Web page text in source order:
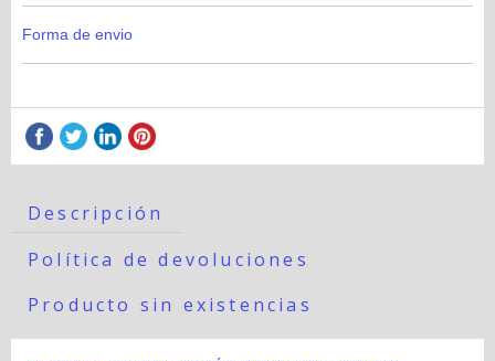
Forma de envio
Descripción
Política de devoluciones
Producto sin existencias